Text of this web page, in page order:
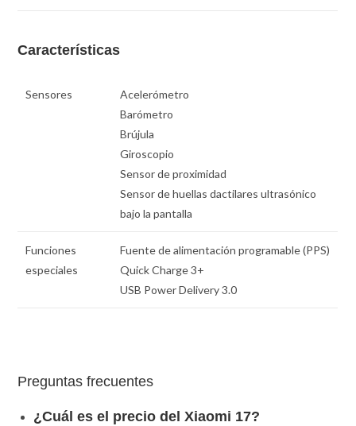
Características
Sensores
Acelerómetro
Barómetro
Brújula
Giroscopio
Sensor de proximidad
Sensor de huellas dactilares ultrasónico
bajo la pantalla
Funciones
especiales
Fuente de alimentación programable (PPS)
Quick Charge 3+
USB Power Delivery 3.0
Preguntas frecuentes
¿Cuál es el precio del Xiaomi 17?